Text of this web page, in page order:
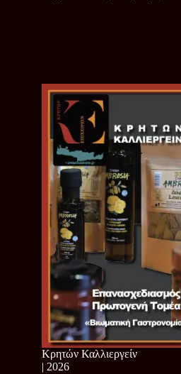
Κρητών Καλλιεργείν
| 2026